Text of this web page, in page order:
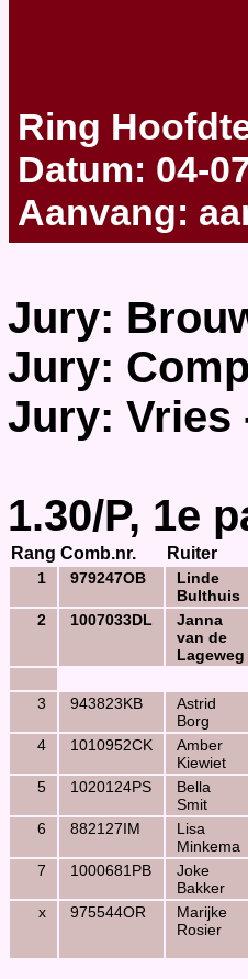
Ring
Datum: 04-
Aanvang:
Jury:
Jury:
Jury: Vries
1.30/P, 1e
Rang Comb.nr. Ruiter
1 979247OB
Linde
Bulthuis
2
1007033DL
Janna
van de
Lageweg
3 943823KB
Astrid
Borg
4
1010952CK
Amber
Kiewiet
5 1020124PS
Bella
Smit
6
882127IM
Lisa
Minkema
7 1000681PB
Joke
Bakker
x 975544OR
Marijke
Rosier